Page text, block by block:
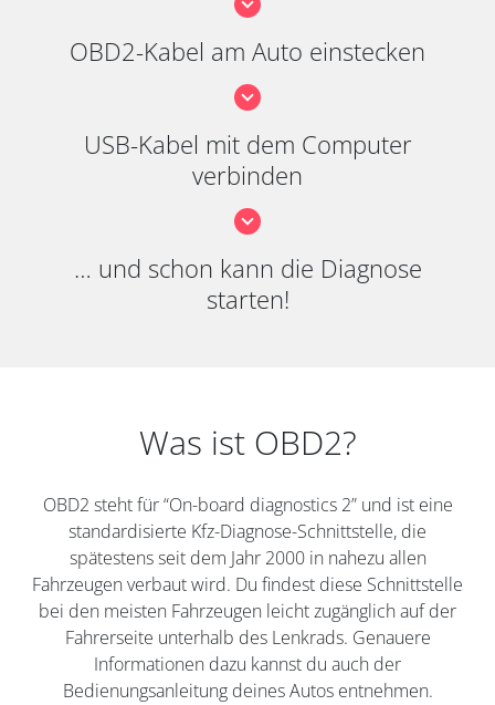
OBD2-Kabel am Auto einstecken
USB-Kabel mit dem Computer
verbinden
… und schon kann die Diagnose
starten!
Was ist OBD2?
OBD2 steht für “On-board diagnostics 2” und ist eine
standardisierte Kfz-Diagnose-Schnittstelle, die
spätestens seit dem Jahr 2000 in nahezu allen
Fahrzeugen verbaut wird. Du findest diese Schnittstelle
bei den meisten Fahrzeugen leicht zugänglich auf der
Fahrerseite unterhalb des Lenkrads. Genauere
Informationen dazu kannst du auch der
Bedienungsanleitung deines Autos entnehmen.